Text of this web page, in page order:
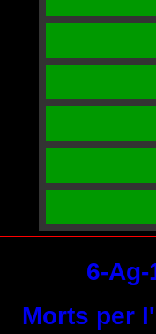
6-
Morts per